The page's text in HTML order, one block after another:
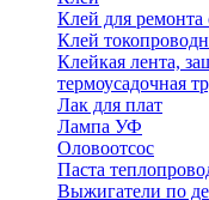
Клей для
Клей
Клейкая лента,
термоусадочная
Лак для плат
Лампа УФ
Оловоотсос
Паста
Выжигатели по